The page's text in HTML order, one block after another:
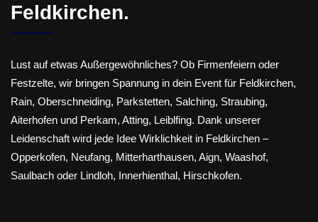
Feldkirchen.
Lust auf etwas Außergewöhnliches? Ob Firmenfeiern oder
Festzelte, wir bringen Spannung in dein Event für Feldkirchen,
Rain, Oberschneiding, Parkstetten, Salching, Straubing,
Aiterhofen und Perkam, Atting, Leiblfing. Dank unserer
Leidenschaft wird jede Idee Wirklichkeit in Feldkirchen –
Opperkofen, Neufang, Mitterharthausen, Aign, Waashof,
Saulbach oder Lindloh, Innerhienthal, Hirschkofen.